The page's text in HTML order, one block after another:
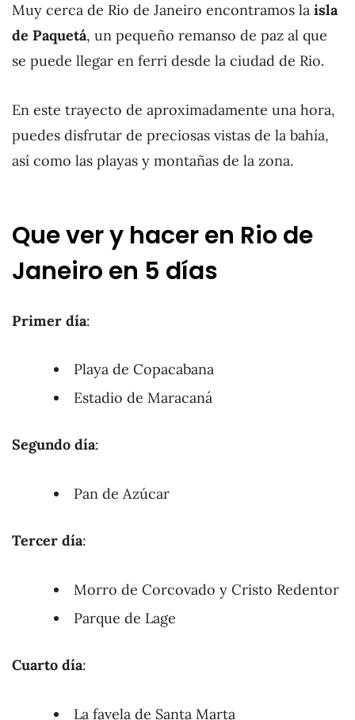
Muy cerca de Rio de Janeiro encontramos la isla
de Paquetá, un pequeño remanso de paz al que
se puede llegar en ferri desde la ciudad de Rio.
En este trayecto de aproximadamente una hora,
puedes disfrutar de preciosas vistas de la bahía,
así como las playas y montañas de la zona.
Que ver y hacer en Rio de
Janeiro en 5 días
Primer día:
Playa de Copacabana
Estadio de Maracaná
Segundo día:
Pan de Azúcar
Tercer día:
Morro de Corcovado y Cristo Redentor
Parque de Lage
Cuarto día:
La favela de Santa Marta